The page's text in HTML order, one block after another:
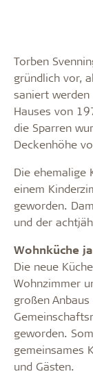
Torben
gründlich vor,
saniert
Hauses von
die Sparren
Deckenhöhe
Die ehemalige
einem
geworden.
und der
Wohnküche
Die neue
Wohnzimmer
großen
geworden.
gemeinsames
und Gästen.